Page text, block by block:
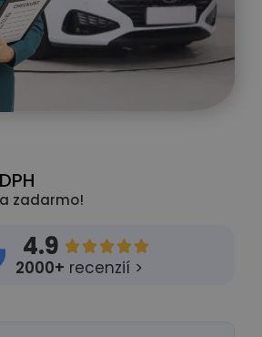
zadarmo!
4.9 
2000+ recenzií >